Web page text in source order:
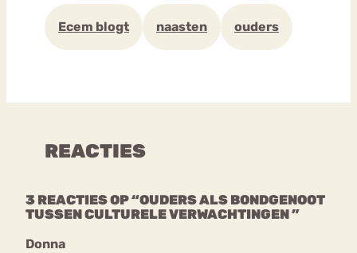
Ecem blogt naasten ouders
REACTIES
3 REACTIES OP “OUDERS ALS BONDGENOOT
TUSSEN CULTURELE VERWACHTINGEN ”
Donna